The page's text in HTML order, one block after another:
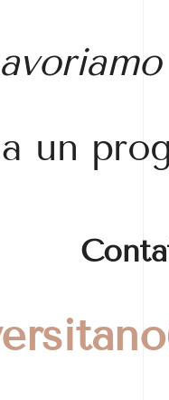
a un